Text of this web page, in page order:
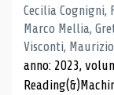
Cecilia Cognigni,
Marco Mellia,
Visconti,
anno: 2023,